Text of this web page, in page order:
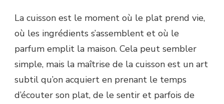
La cuisson est le moment où le plat prend vie,
où les ingrédients s’assemblent et où le
parfum emplit la maison. Cela peut sembler
simple, mais la maîtrise de la cuisson est un art
subtil qu’on acquiert en prenant le temps
d’écouter son plat, de le sentir et parfois de